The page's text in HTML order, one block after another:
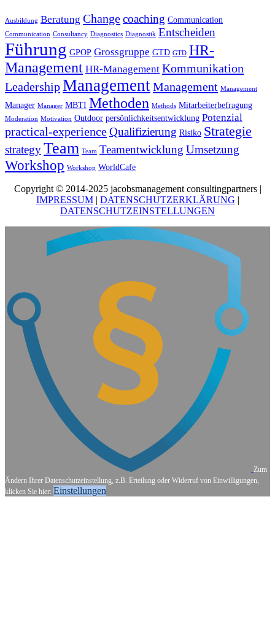
Ausbildung Beratung Changecoaching Communication
Communication Consultancy Diagnostics Diagnostik Entscheiden
Führung GPOP Grossgruppe GTD GTD HR-
Management HR-Management Kommunikation
LeadershipManagementManagement Management
Manager Manager MBTI Methoden Methods Mitarbeiterbefragung
Moderation Motivation Outdoor persönlichkeitsentwicklung Potenzial
practical-experienceQualifizierung Risiko Strategie
strategyTeam Team Teamentwicklung Umsetzung
Workshop Workshop WorldCafe
Copyright © 2014-2025 jacobsmanagement consultingpartners |
IMPRESSUM| DATENSCHUTZERKLÄRUNG |
DATENSCHUTZEINSTELLUNGEN
Zum
Ändern Ihrer Datenschutzeinstellung, z.B. Erteilung oder Widerruf von Einwilligungen,
klicken Sie hier: Einstellungen